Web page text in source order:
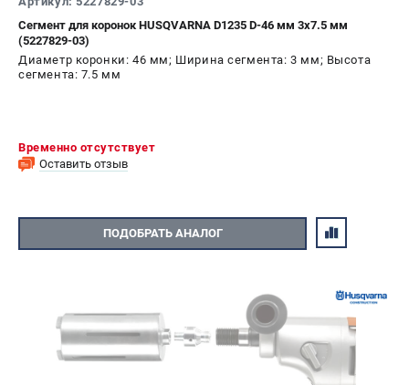
Сегмент для коронок HUSQVARNA D1235 D-46 мм 3x7.5 мм
(5227829-03)
Диаметр коронки: 46 мм; Ширина сегмента: 3 мм; Высота
сегмента: 7.5 мм
Временно отсутствует
Оставить отзыв
ПОДОБРАТЬ АНАЛОГ